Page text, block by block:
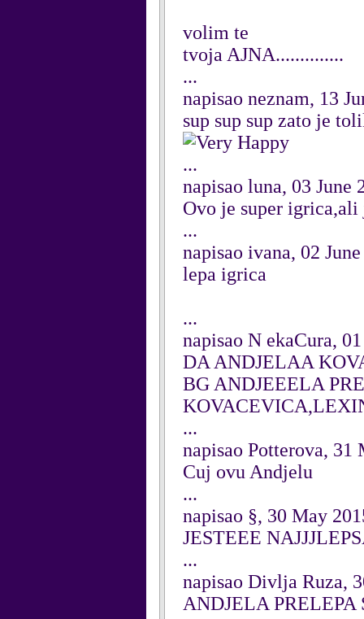
volim te
tvoja AJNA..............
...
napisao neznam, 13
sup sup sup zato je
...
napisao luna, 03 June
Ovo je super igrica,ali
...
napisao ivana, 02
lepa igrica
...
napisao N ekaCura,
DA ANDJELAA
BG ANDJEEELA
...
napisao Potterova, 31
Cuj ovu Andjelu
...
napisao §, 30 May
JESTEEE
...
napisao Divlja Ruza,
ANDJELA